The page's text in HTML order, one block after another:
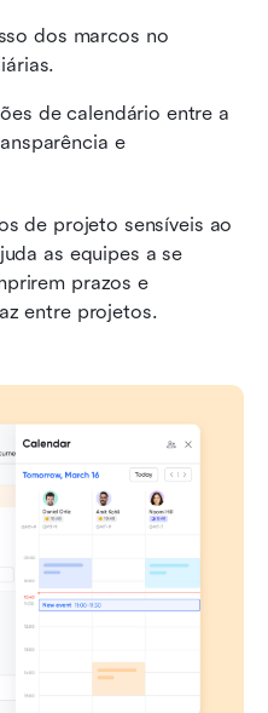
dos marcos no
de calendário entre a
e
de projeto sensíveis ao
as equipes a se
prazos e
entre projetos.